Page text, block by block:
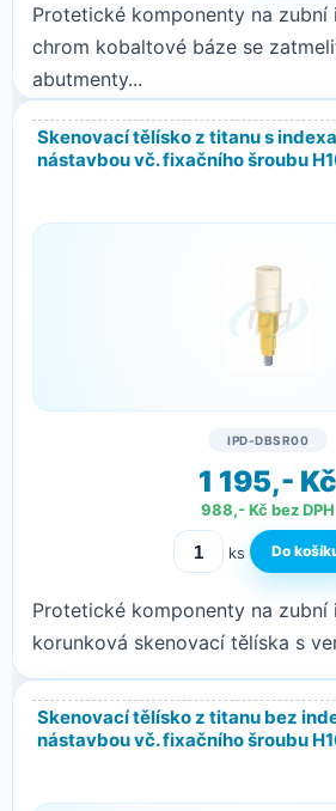
Protetické komponenty na
chrom kobaltové báze se
abutmenty...
Skenovací tělísko z titanu s
nástavbou vč. fixačního šroubu
IPD-DBSR00
1 195,- Kč
988,- Kč bez DPH
ks
Protetické komponenty na
korunková skenovací tělíska s
Skenovací tělísko z titanu bez
nástavbou vč. fixačního šroubu